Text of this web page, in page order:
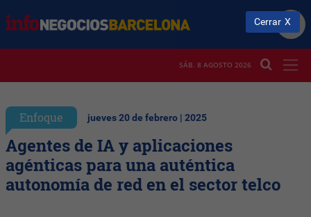
SÁB. 8 AGOSTO 2026
Enfoque jueves 20 de febrero | 2025
Agentes de IA y aplicaciones
agénticas para una auténtica
autonomía de red en el sector telco
Cerrar